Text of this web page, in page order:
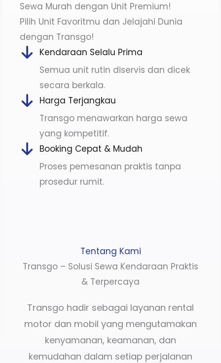
Sewa Murah dengan Unit Premium!
Pilih Unit Favoritmu dan Jelajahi Dunia
dengan Transgo!
Kendaraan Selalu Prima
Semua unit rutin diservis dan dicek
secara berkala.
Harga Terjangkau
Transgo menawarkan harga sewa
yang kompetitif.
Booking Cepat & Mudah
Proses pemesanan praktis tanpa
prosedur rumit.
Tentang Kami
Transgo – Solusi Sewa Kendaraan Praktis
& Terpercaya
Transgo hadir sebagai layanan rental
motor dan mobil yang mengutamakan
kenyamanan, keamanan, dan
kemudahan dalam setiap perjalanan